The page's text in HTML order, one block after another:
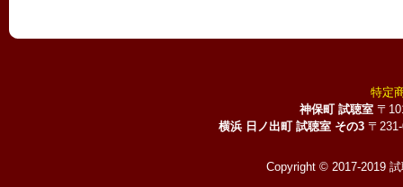
特定
神保町 試聴室 〒
横浜 日ノ出町 試聴室 その3 〒
Copyright © 2017-2019